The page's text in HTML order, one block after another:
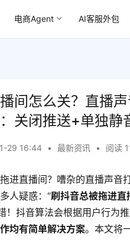
电商Agent AI客服外包
间怎么关？直播
关闭推送+单独静
29 16:44 • 最新资讯 • 阅读
进直播间？嘈杂的直播声
人疑惑：“刷抖音总被拖进
！抖音算法会根据用户行为
均有简单解决方案。本文将